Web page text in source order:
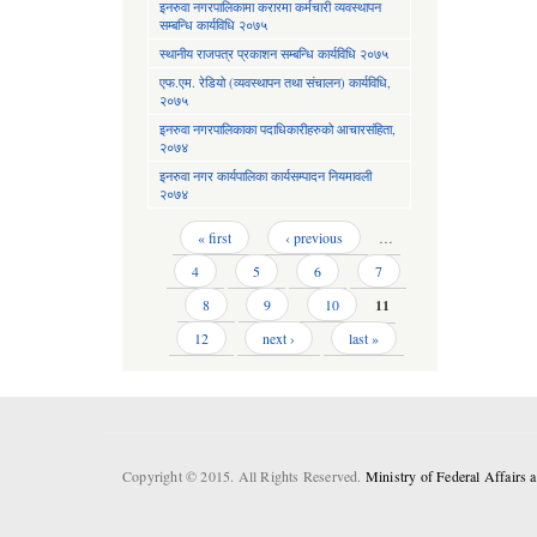
इनरुवा नगरपालिकामा करारमा कर्मचारी व्यवस्थापन
सम्बन्धि कार्यविधि २०७५
स्थानीय राजपत्र प्रकाशन सम्बन्धि कार्यविधि २०७५
एफ.एम. रेडियो (व्यवस्थापन तथा संचालन) कार्यविधि,
२०७५
इनरुवा नगरपालिकाका पदाधिकारीहरुको आचारसंहिता,
२०७४
इनरुवा नगर कार्यपालिका कार्यसम्पादन नियमावली
२०७४
Pages « first ‹ previous
…
4
5 6
7
8
9 10 11
12 next › last »
Copyright © 2015. All Rights Reserved. Ministry of Federal Affairs